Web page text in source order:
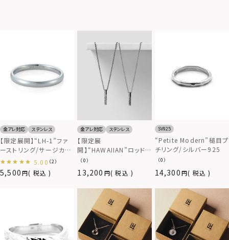
金アレ対応 ステンレス
【限定展開】“LH-1”ファ
ーストリング/サージカル
ステンレス（金属アレルギ
ー対応）
5,500 税込
5.00 （2）
金アレ対応 ステンレス
【限定展
開】“HAWAIIAN”ロッド
ペアネックレス/サージカ
ルステンレス（金属アレル
ギー対応）
13,200 税込
（0）
SV925
“Petite Modern”槌目プ
チリング/シルバー925
14,300 税込
（0）